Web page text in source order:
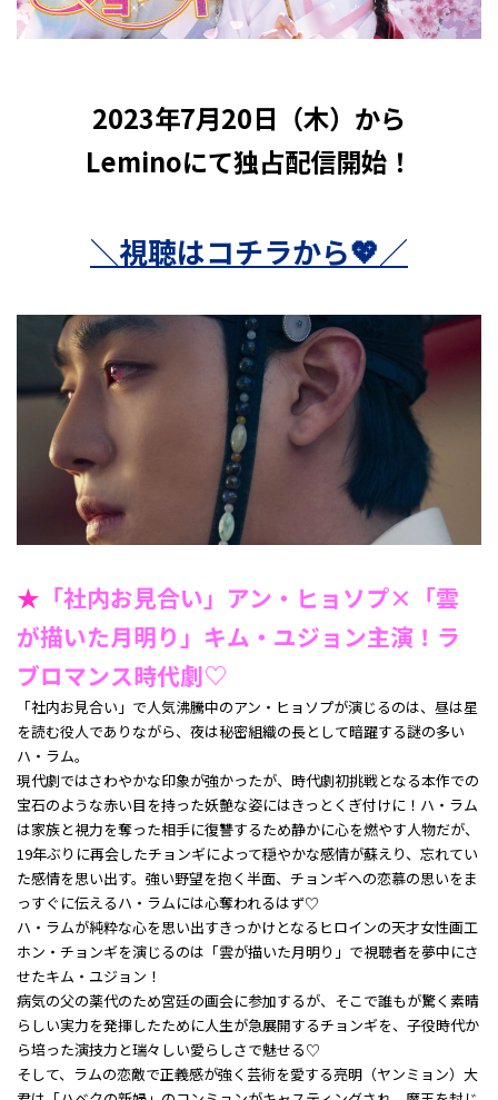
2023年7月20日（木）から
Leminoにて独占配信開始！
＼視聴はコチラから💖／
★ 「社内お見合い」アン・ヒョソプ×「雲
が描いた月明り」キム・ユジョン主演！ラ
ブロマンス時代劇♡
「社内お見合い」で人気沸騰中のアン・ヒョソプが演じるのは、昼は星
を読む役人でありながら、夜は秘密組織の長として暗躍する謎の多い
ハ・ラム。
現代劇ではさわやかな印象が強かったが、時代劇初挑戦となる本作での
宝石のような赤い目を持った妖艶な姿にはきっとくぎ付けに！ハ・ラム
は家族と視力を奪った相手に復讐するため静かに心を燃やす人物だが、
19年ぶりに再会したチョンギによって穏やかな感情が蘇えり、忘れてい
た感情を思い出す。強い野望を抱く半面、チョンギへの恋慕の思いをま
っすぐに伝えるハ・ラムには心奪われるはず♡
ハ・ラムが純粋な心を思い出すきっかけとなるヒロインの天才女性画工
ホン・チョンギを演じるのは「雲が描いた月明り」で視聴者を夢中にさ
せたキム・ユジョン！
病気の父の薬代のため宮廷の画会に参加するが、そこで誰もが驚く素晴
らしい実力を発揮したために人生が急展開するチョンギを、子役時代か
ら培った演技力と瑞々しい愛らしさで魅せる♡
そして、ラムの恋敵で正義感が強く芸術を愛する亮明（ヤンミョン）大